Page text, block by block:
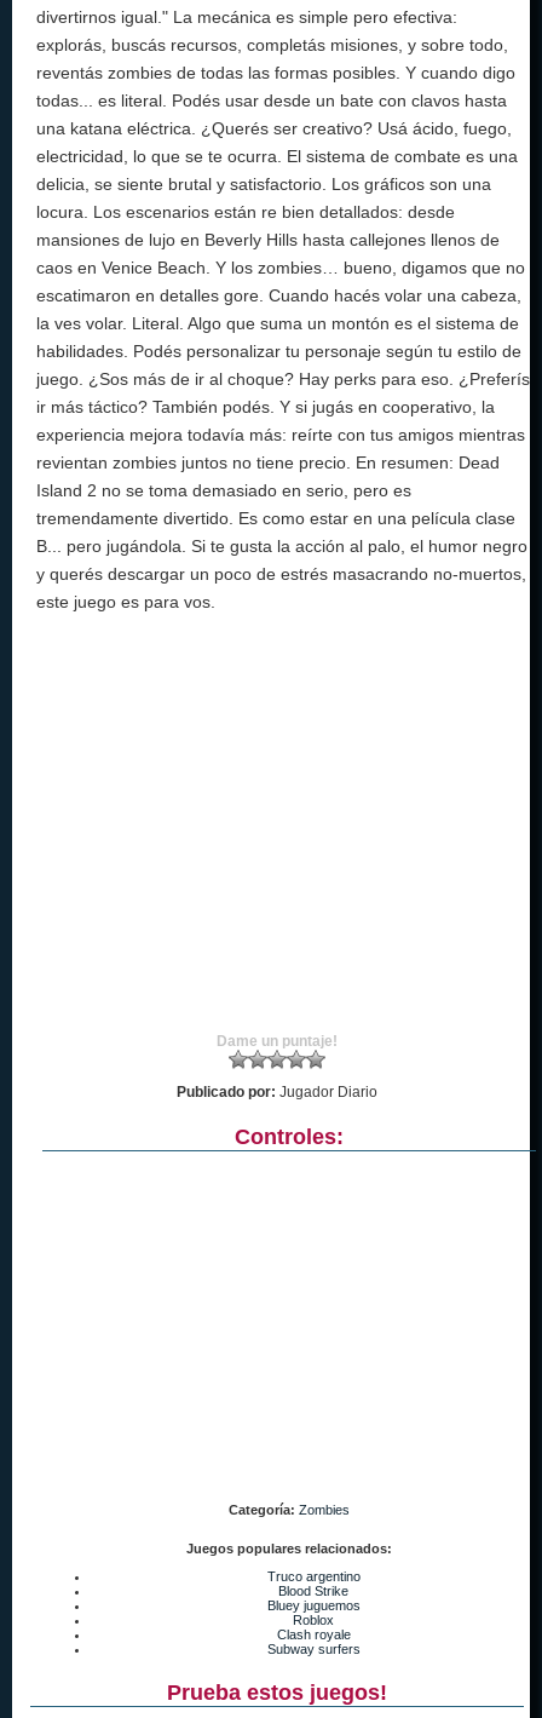
divertirnos igual." La mecánica es simple pero efectiva:
explorás, buscás recursos, completás misiones, y sobre todo,
reventás zombies de todas las formas posibles. Y cuando digo
todas... es literal. Podés usar desde un bate con clavos hasta
una katana eléctrica. ¿Querés ser creativo? Usá ácido, fuego,
electricidad, lo que se te ocurra. El sistema de combate es una
delicia, se siente brutal y satisfactorio. Los gráficos son una
locura. Los escenarios están re bien detallados: desde
mansiones de lujo en Beverly Hills hasta callejones llenos de
caos en Venice Beach. Y los zombies… bueno, digamos que no
escatimaron en detalles gore. Cuando hacés volar una cabeza,
la ves volar. Literal. Algo que suma un montón es el sistema de
habilidades. Podés personalizar tu personaje según tu estilo de
juego. ¿Sos más de ir al choque? Hay perks para eso. ¿Preferís
ir más táctico? También podés. Y si jugás en cooperativo, la
experiencia mejora todavía más: reírte con tus amigos mientras
revientan zombies juntos no tiene precio. En resumen: Dead
Island 2 no se toma demasiado en serio, pero es
tremendamente divertido. Es como estar en una película clase
B... pero jugándola. Si te gusta la acción al palo, el humor negro
y querés descargar un poco de estrés masacrando no-muertos,
este juego es para vos.
Dame un puntaje!
Publicado por: Jugador Diario
Controles:
Categoría: Zombies
Juegos populares relacionados:
Truco argentino
Blood Strike
Bluey juguemos
Roblox
Clash royale
Subway surfers
Prueba estos juegos!